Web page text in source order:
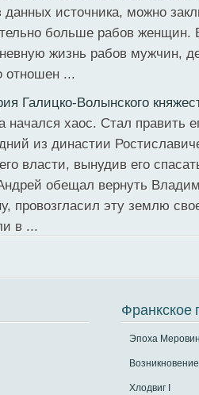
данных источника, можно
больше рабов женщин.
жизнь рабов мужчин,
отношен ...
Галицко-Волынского
начался хаос. Стал править
из династии
власти, вынудив его
обещал вернуть
провозгласил эту землю
в ...
Франкское
Эпоха
Хлодвиг I